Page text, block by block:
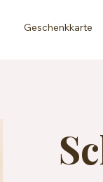
Geschenkkarte